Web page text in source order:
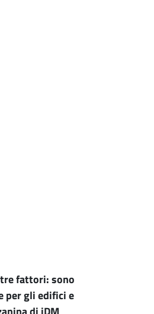
fattori: sono
per gli edifici e